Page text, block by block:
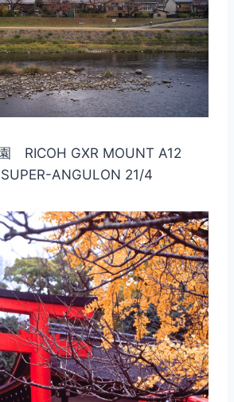
RICOH GXR MOUNT A12
ANGULON 21/4
搜索